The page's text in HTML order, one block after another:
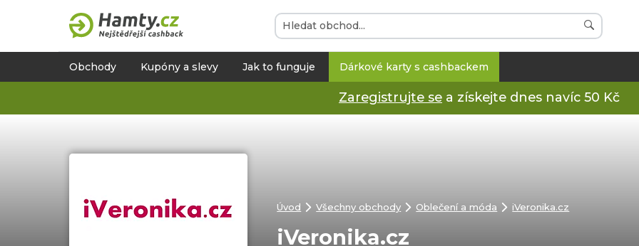
Obchody Kupóny a slevy Jak to funguje Dárkové karty s cashbackem
Zaregistrujte se a získejte dnes navíc 50 Kč
Úvod Všechny obchody Oblečení a móda iVeronika.cz
iVeronika.cz